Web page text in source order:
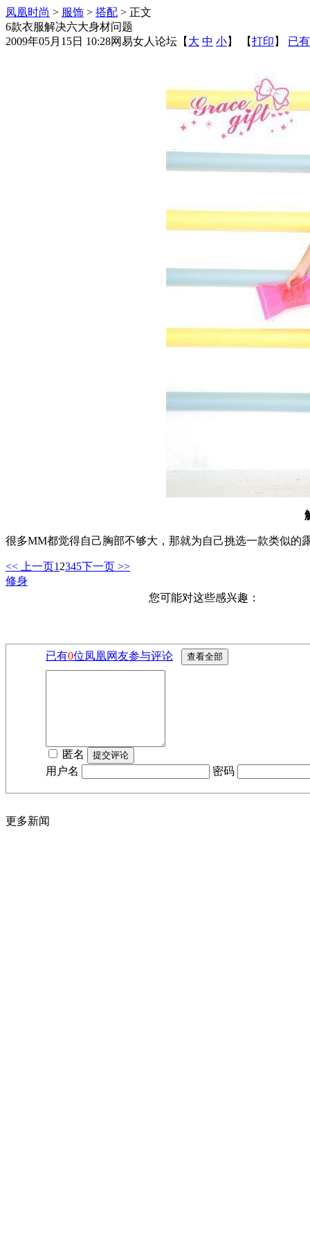
凤凰时尚 > 服饰 > 搭配 > 正文
6款衣服解决六大身材问题
2009年05月15日 10:28网易女人论坛 【 大 中 小】 【打印 】 已
很多MM都觉得自己胸部不够大，那就为自己挑选一款类似
<< 上一页1 2345下一页 >>
修身
您可能对这些感兴趣：
已有0位凤凰网友参与评论
匿名
用户名
密码
更多新闻